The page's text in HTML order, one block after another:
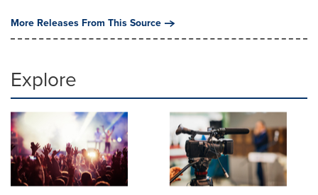
More Releases From This Source
Explore